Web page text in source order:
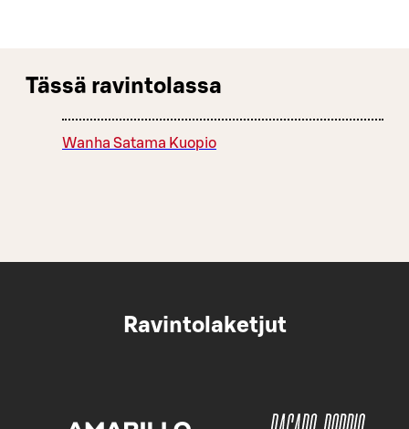
Tässä ravintolassa
Wanha Satama Kuopio
Ravintolaketjut